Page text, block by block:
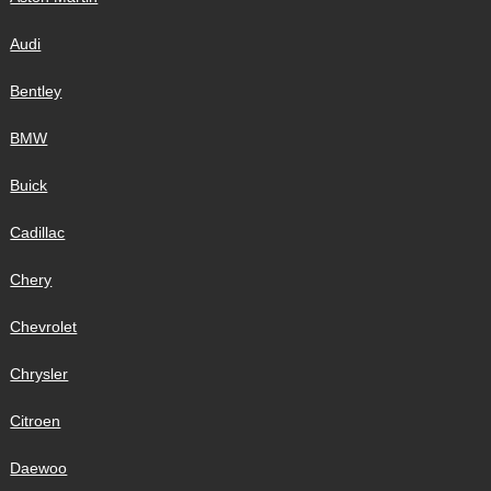
Audi
Bentley
BMW
Buick
Cadillac
Chery
Chevrolet
Chrysler
Citroen
Daewoo